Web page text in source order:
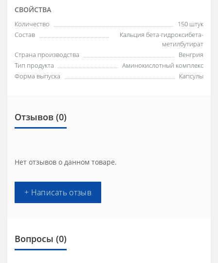
СВОЙСТВА
Количество
150 штук
Состав
Кальция бета-гидроксибета-
метилбутират
Страна производства
Венгрия
Тип продукта
Аминокислотный комплекс
Форма выпуска
Капсулы
Отзывов (0)
Нет отзывов о данном товаре.
+ Написать отзыв
Вопросы (0)